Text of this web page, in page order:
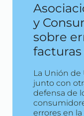
y
sobre
facturas
La Unión de
junto con
defensa de
errores en